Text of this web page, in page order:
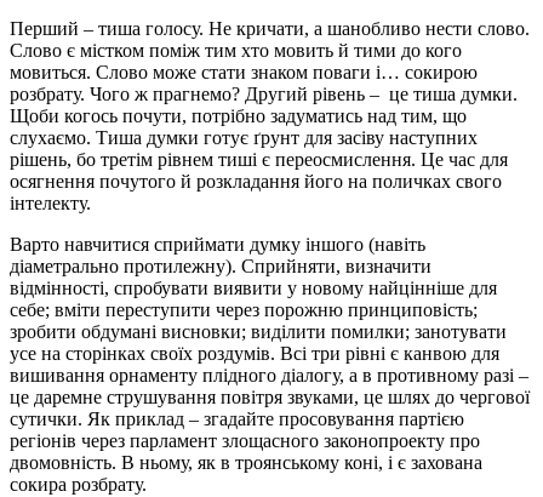
Перший – тиша голосу. Не кричати, а шанобливо нести слово.
Слово є містком поміж тим хто мовить й тими до кого
мовиться. Слово може стати знаком поваги і… сокирою
розбрату. Чого ж прагнемо? Другий рівень – це тиша думки.
Щоби когось почути, потрібно задуматись над тим, що
слухаємо. Тиша думки готує ґрунт для засіву наступних
рішень, бо третім рівнем тиші є переосмислення. Це час для
осягнення почутого й розкладання його на поличках свого
інтелекту.
Варто навчитися сприймати думку іншого (навіть
діаметрально протилежну). Сприйняти, визначити
відмінності, спробувати виявити у новому найцінніше для
себе; вміти переступити через порожню принциповість;
зробити обдумані висновки; виділити помилки; занотувати
усе на сторінках своїх роздумів. Всі три рівні є канвою для
вишивання орнаменту плідного діалогу, а в противному разі –
це даремне струшування повітря звуками, це шлях до чергової
сутички. Як приклад – згадайте просовування партією
регіонів через парламент злощасного законопроекту про
двомовність. В ньому, як в троянському коні, і є захована
сокира розбрату.